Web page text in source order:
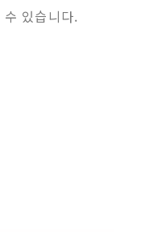
있습니다.